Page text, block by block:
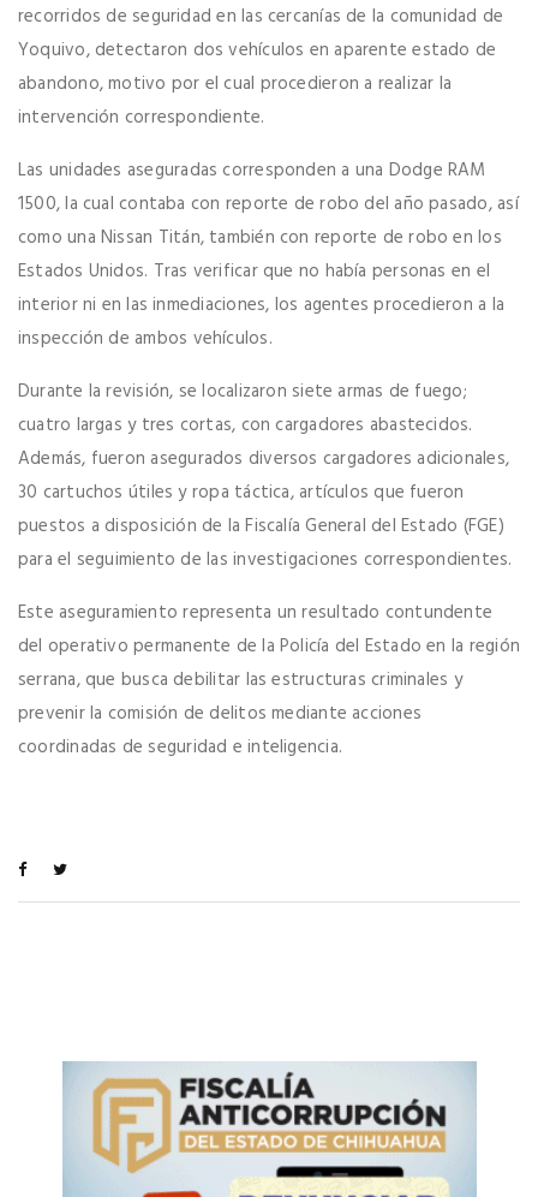
recorridos de seguridad en las cercanías de la comunidad de
Yoquivo, detectaron dos vehículos en aparente estado de
abandono, motivo por el cual procedieron a realizar la
intervención correspondiente.
Las unidades aseguradas corresponden a una Dodge RAM
1500, la cual contaba con reporte de robo del año pasado, así
como una Nissan Titán, también con reporte de robo en los
Estados Unidos. Tras verificar que no había personas en el
interior ni en las inmediaciones, los agentes procedieron a la
inspección de ambos vehículos.
Durante la revisión, se localizaron siete armas de fuego;
cuatro largas y tres cortas, con cargadores abastecidos.
Además, fueron asegurados diversos cargadores adicionales,
30 cartuchos útiles y ropa táctica, artículos que fueron
puestos a disposición de la Fiscalía General del Estado (FGE)
para el seguimiento de las investigaciones correspondientes.
Este aseguramiento representa un resultado contundente
del operativo permanente de la Policía del Estado en la región
serrana, que busca debilitar las estructuras criminales y
prevenir la comisión de delitos mediante acciones
coordinadas de seguridad e inteligencia.